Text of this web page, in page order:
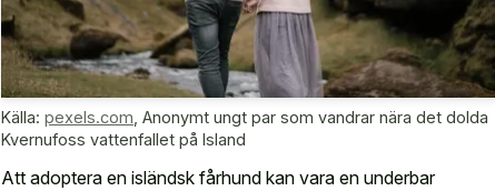
Källa: pexels.com Anonymt ungt par som vandrar nära det dolda
Kvernufoss vattenfallet på Island
Att adoptera en isländsk fårhund kan vara en underbar